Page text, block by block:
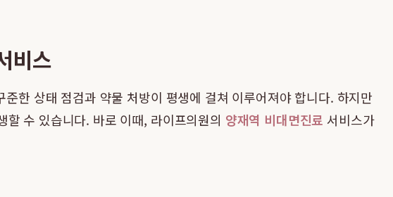
비스
한 상태 점검과 약물 처방이 평생에 걸쳐 이루어져야 합니다. 하지만
수 있습니다. 바로 이때, 라이프의원의 양재역 비대면진료 서비스가